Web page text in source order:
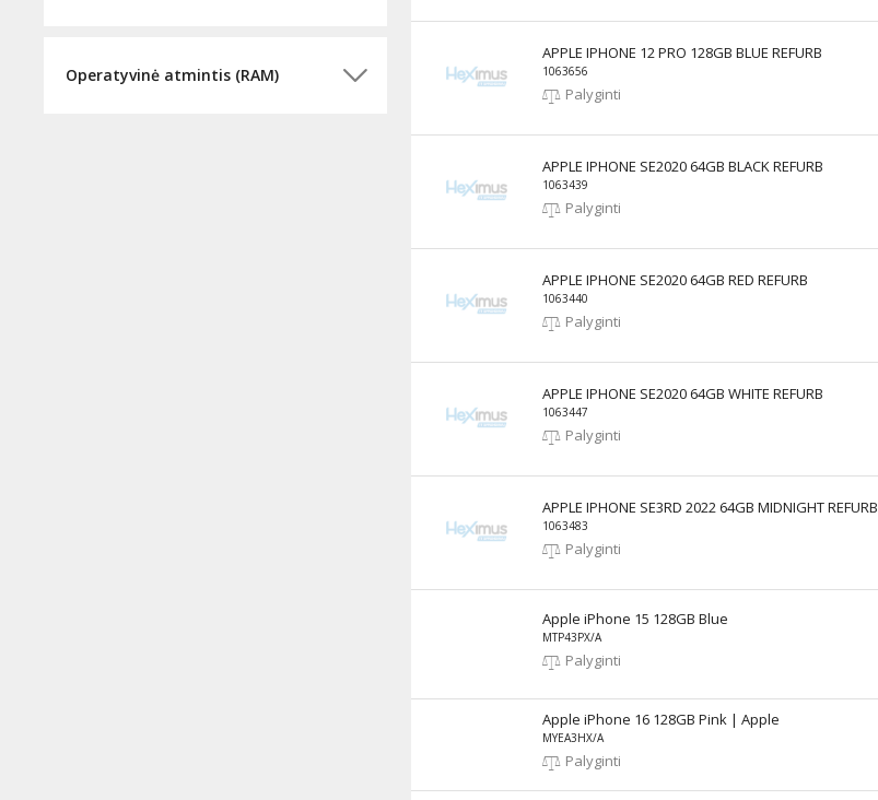
Operatyvinė atmintis (RAM)
APPLE IPHONE 12 PRO 128GB BLUE REFURB
1063656
Palyginti
APPLE IPHONE SE2020 64GB BLACK REFURB
1063439
Palyginti
APPLE IPHONE SE2020 64GB RED REFURB
1063440
Palyginti
APPLE IPHONE SE2020 64GB WHITE REFURB
1063447
Palyginti
APPLE IPHONE SE3RD 2022 64GB MIDNIGHT REFURB
1063483
Palyginti
Apple iPhone 15 128GB Blue
MTP43PX/A
Palyginti
Apple iPhone 16 128GB Pink | Apple
MYEA3HX/A
Palyginti